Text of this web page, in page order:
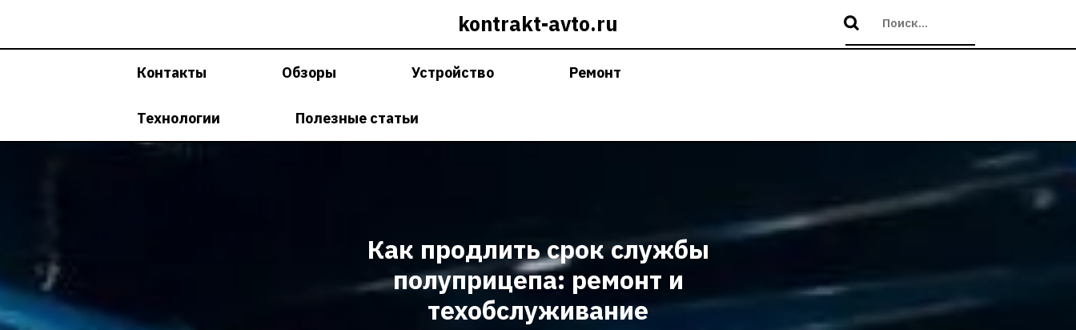
kontrakt-avto.ru
Контакты Обзоры Устройство Ремонт
Технологии Полезные статьи
Как продлить срок службы
полуприцепа: ремонт и
техобслуживание